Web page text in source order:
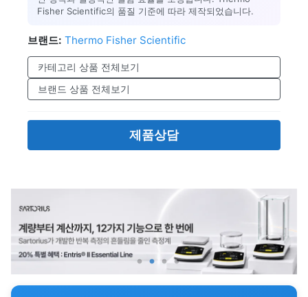
Fisher Scientific의 품질 기준에 따라 제작되었습니다.
브랜드: Thermo Fisher Scientific
카테고리 상품 전체보기
브랜드 상품 전체보기
제품상담